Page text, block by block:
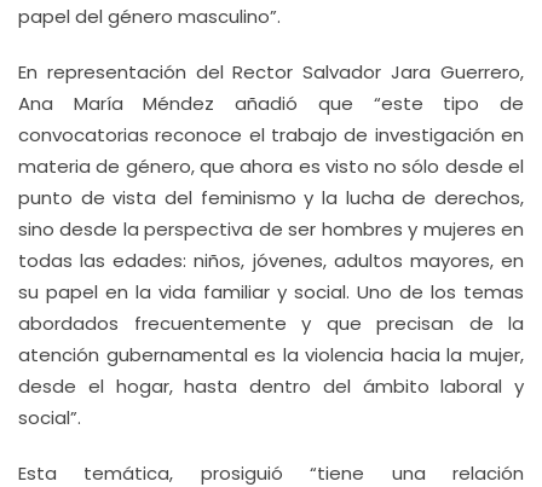
papel del género masculino”.
En representación del Rector Salvador Jara Guerrero,
Ana María Méndez añadió que “este tipo de
convocatorias reconoce el trabajo de investigación en
materia de género, que ahora es visto no sólo desde el
punto de vista del feminismo y la lucha de derechos,
sino desde la perspectiva de ser hombres y mujeres en
todas las edades: niños, jóvenes, adultos mayores, en
su papel en la vida familiar y social. Uno de los temas
abordados frecuentemente y que precisan de la
atención gubernamental es la violencia hacia la mujer,
desde el hogar, hasta dentro del ámbito laboral y
social”.
Esta temática, prosiguió “tiene una relación